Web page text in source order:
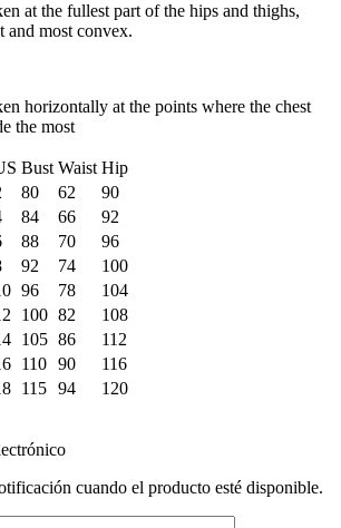
at the fullest part of the hips and thighs,
and most convex.
horizontally at the points where the chest
the most
Bust Waist Hip
80 62
90
84 66
92
88 70
96
92 74
100
96 78
104
100 82
108
105 86
112
110 90
116
115 94 120
cuando el producto esté disponible.